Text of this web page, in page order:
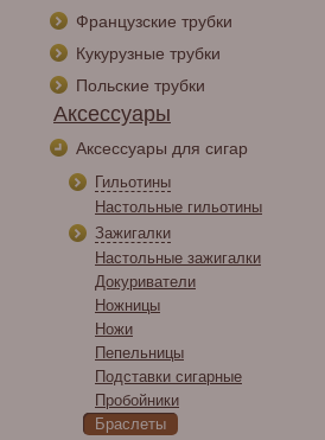
Французские трубки
Кукурузные трубки
Польские трубки
Аксессуары
Аксессуары для сигар
Гильотины
Настольные гильотины
Зажигалки
Настольные зажигалки
Докуриватели
Ножницы
Ножи
Пепельницы
Подставки сигарные
Пробойники
Браслеты